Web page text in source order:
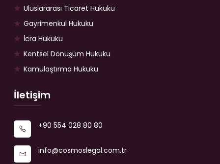
Uluslararası Ticaret Hukuku
Gayrimenkul Hukuku
İcra Hukuku
Kentsel Dönüşüm Hukuku
Kamulaştırma Hukuku
İletişim
+90 554 028 80 80
info@cosmoslegal.com.tr